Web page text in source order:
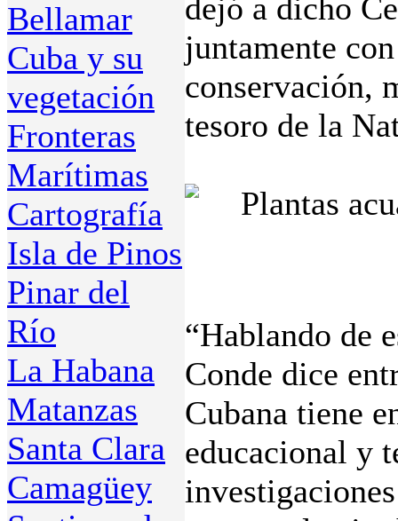
Bellamar
Cuba y su
vegetación
Fronteras
Marítimas
Cartografía
Isla de Pinos
Pinar del
Río
La Habana
Matanzas
Santa Clara
Camagüey
dejó a dicho
juntamente
conservación,
tesoro de la
“Hablando de
Conde dice
Cubana tiene
educacional y